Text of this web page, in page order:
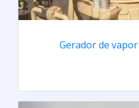
Gerador de